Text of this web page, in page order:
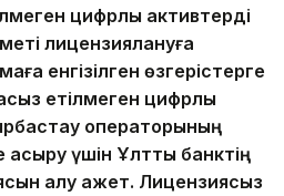
цифрлық активтерді
лицензиялануға
енгізілген өзгерістерге
етілмеген цифрлық
операторының
асыру үшін Ұлттық банктің
алу қажет. Лицензиясыз